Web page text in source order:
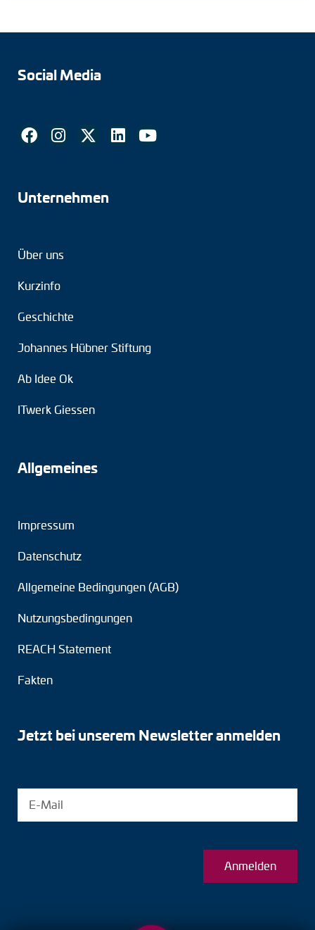
Social Media
Unternehmen
Über uns
Kurzinfo
Geschichte
Johannes Hübner Stiftung
Ab Idee Ok
ITwerk Giessen
Allgemeines
Impressum
Datenschutz
Allgemeine Bedingungen (AGB)
Nutzungsbedingungen
REACH Statement
Fakten
Jetzt bei unserem Newsletter anmelden
Anmelden